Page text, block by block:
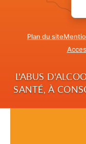
Plan du site
L'ABUS
SANTÉ, ÀDes experts au